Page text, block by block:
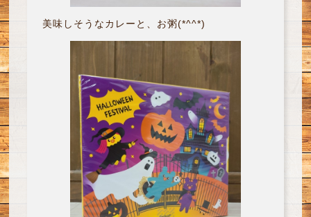
美味しそうなカレーと、お粥(*^^*)